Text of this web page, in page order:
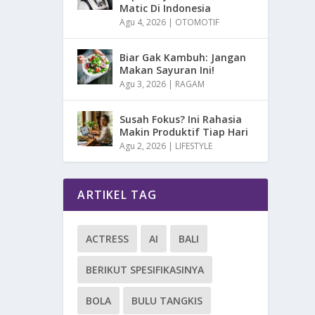
Matic Di Indonesia
Agu 4, 2026 | OTOMOTIF
Biar Gak Kambuh: Jangan
Makan Sayuran Ini!
Agu 3, 2026 | RAGAM
Susah Fokus? Ini Rahasia
Makin Produktif Tiap Hari
Agu 2, 2026 | LIFESTYLE
ARTIKEL TAG
ACTRESS AI BALI
BERIKUT SPESIFIKASINYA
BOLA BULU TANGKIS